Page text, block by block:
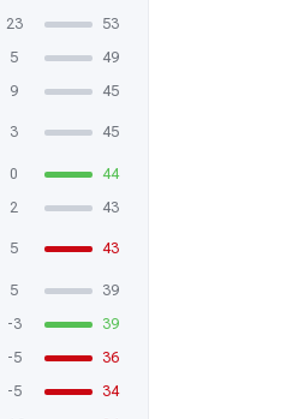
23
53
5
49
9 45
3 45
0
44
2 43
5 43
5
39
-3
39
-5
36
-5
34